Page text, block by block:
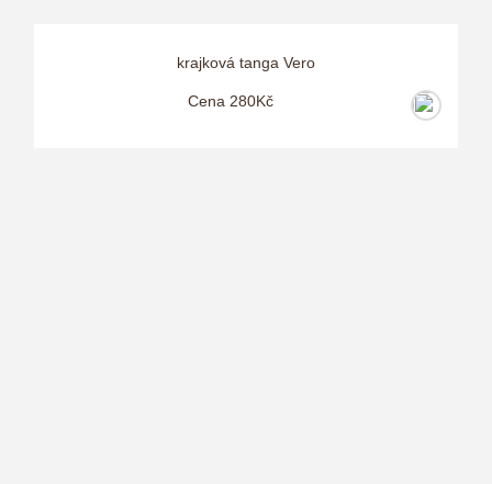
krajková tanga Vero
Cena 280Kč